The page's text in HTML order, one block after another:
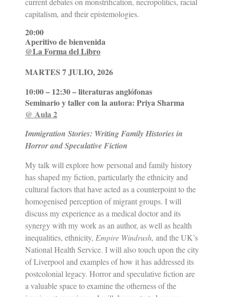
capitalism, and their epistemologies.
20:00
Aperitivo de bienvenida
@La Forma del Libro
MARTES 7 JULIO, 2026
10:00 – 12:30 – literaturas anglófonas
Seminario y taller con la autora: Priya Sharma
@ Aula 2
Immigration Stories: Writing Family Histories in
Horror and Speculative Fiction
My talk will explore how personal and family history
has shaped my fiction, particularly the ethnicity and
cultural factors that have acted as a counterpoint to the
homogenised perception of migrant groups. I will
discuss my experience as a medical doctor and its
synergy with my work as an author, as well as health
inequalities, ethnicity, Empire Windrush, and the UK’s
National Health Service. I will also touch upon the city
of Liverpool and examples of how it has addressed its
postcolonial legacy. Horror and speculative fiction are
a valuable space to examine the otherness of the